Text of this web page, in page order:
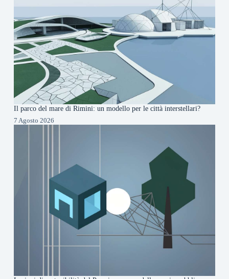
Il parco del mare di Rimini: un modello per le città interstellari?
7 Agosto 2026